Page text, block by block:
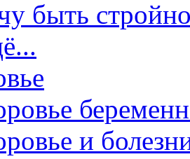
быть
и